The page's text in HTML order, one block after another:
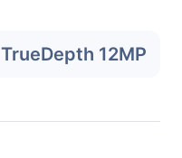
TrueDepth 12MP